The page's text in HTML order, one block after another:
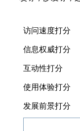
访问速度打分
信息权威打分
互动性打分
使用体验打分
发展前景打分